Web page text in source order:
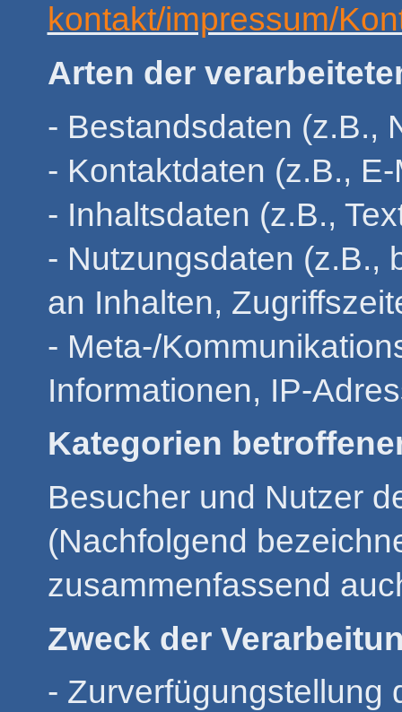
kontakt/impressum/
Arten der
- Bestandsdaten (z.B.,
- Kontaktdaten (z.B.,
- Inhaltsdaten (z.B.,
- Nutzungsdaten (z.B.,
an Inhalten,
- Meta-/
Informationen, IP-
Kategorien
Besucher und Nutzer
(Nachfolgend
zusammenfassend
Zweck der
- Zurverfügungstellung